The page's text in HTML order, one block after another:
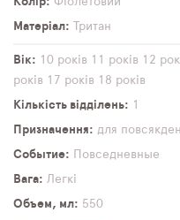
Матеріал
Тритан
Вік 10 років 11 років 12
років 17 років 18 років
Кількість відділень
1
Призначення
для
Событие
Повседневные
Вага
Легкі
Объем, мл
550